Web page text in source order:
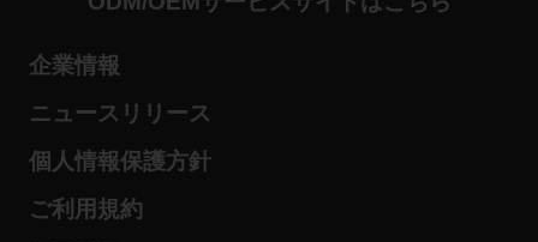
企業情報
ニュースリリース
個人情報保護方針
ご利用規約